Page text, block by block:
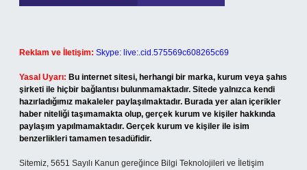
Reklam ve İletişim: Skype: live:.cid.575569c608265c69
Yasal Uyarı: Bu internet sitesi, herhangi bir marka, kurum veya şahıs
şirketi ile hiçbir bağlantısı bulunmamaktadır. Sitede yalnızca kendi
hazırladığımız makaleler paylaşılmaktadır. Burada yer alan içerikler
haber niteliği taşımamakta olup, gerçek kurum ve kişiler hakkında
paylaşım yapılmamaktadır. Gerçek kurum ve kişiler ile isim
benzerlikleri tamamen tesadüfidir.
Sitemiz, 5651 Sayılı Kanun gereğince Bilgi Teknolojileri ve İletişim